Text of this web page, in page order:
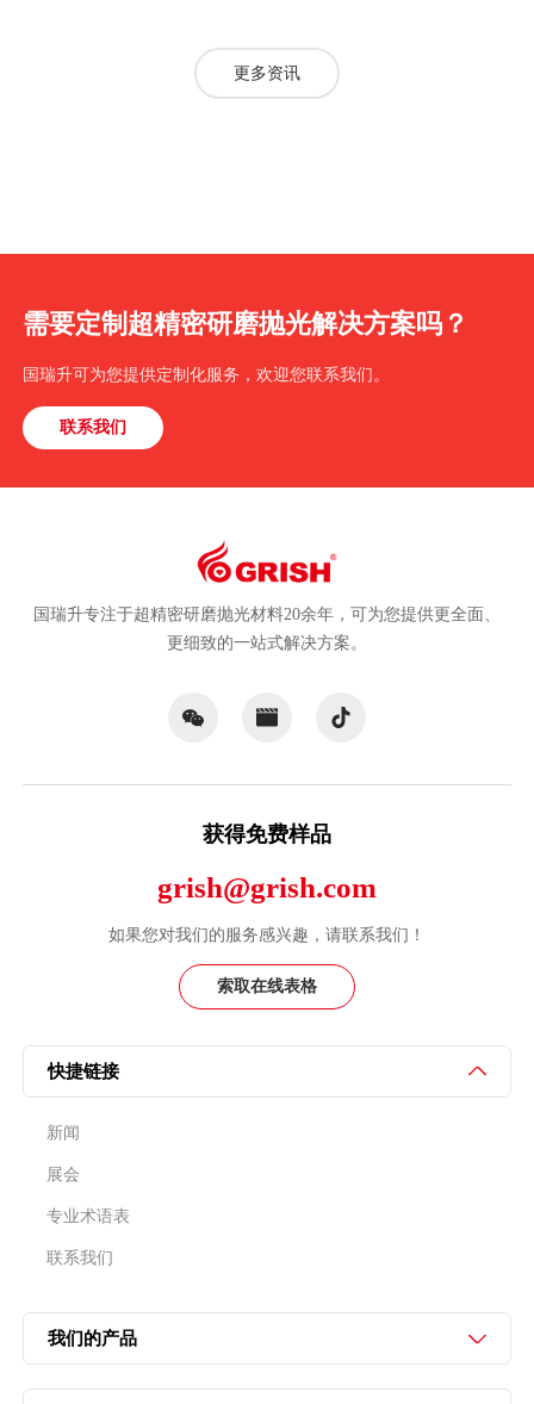
更多资讯
需要定制超精密研磨抛光解决方案吗？
国瑞升可为您提供定制化服务，欢迎您联系我们。
联系我们
国瑞升专注于超精密研磨抛光材料20余年，可为您提供更全面、
更细致的一站式解决方案。
获得免费样品
grish@grish.com
如果您对我们的服务感兴趣，请联系我们！
索取在线表格
快捷链接
新闻
展会
专业术语表
联系我们
我们的产品